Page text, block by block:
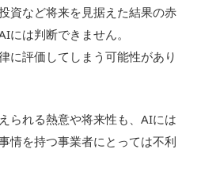
資など将来を見据えた結果の赤
には判断できません。
に評価してしまう可能性があり
られる熱意や将来性も、AIには
情を持つ事業者にとっては不利